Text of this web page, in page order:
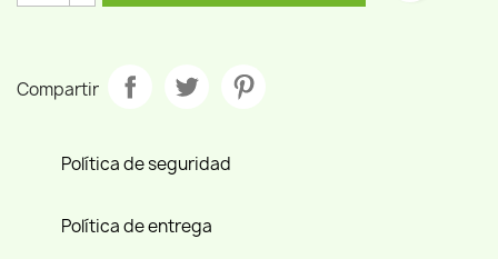
Compartir
Política de seguridad
Política de entrega